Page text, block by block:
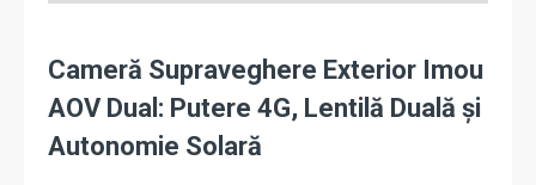
microfon
și
difuzor
Cameră Supraveghere Exterior Imou
AOV Dual: Putere 4G, Lentilă Duală și
Autonomie Solară